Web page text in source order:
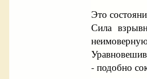
Это
Сила
- подобно